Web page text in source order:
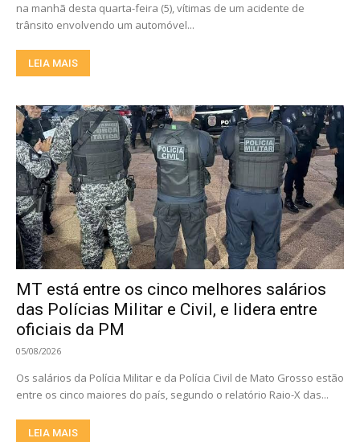
na manhã desta quarta-feira (5), vítimas de um acidente de
trânsito envolvendo um automóvel...
LEIA MAIS
MT está entre os cinco melhores salários
das Polícias Militar e Civil, e lidera entre
oficiais da PM
05/08/2026
Os salários da Polícia Militar e da Polícia Civil de Mato Grosso estão
entre os cinco maiores do país, segundo o relatório Raio-X das...
LEIA MAIS